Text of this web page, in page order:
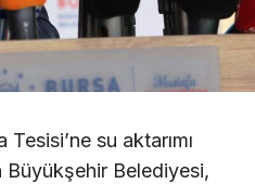
su aktarımı
Büyükşehir Belediyesi,